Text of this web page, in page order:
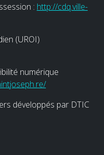
: http://cdq.ville-
(UROI)
numérique
développés par DTIC